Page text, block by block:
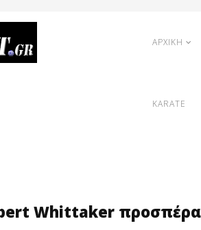
ΑΡΧΙΚΗ
KARATE
Whittaker